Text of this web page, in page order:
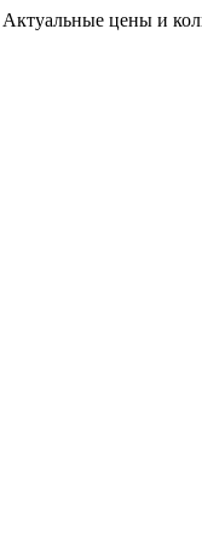
цены и